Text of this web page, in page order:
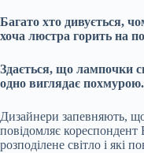
Багато хто дивується,
хоча люстра горить на
Здається, що лампочки
одно виглядає похмурою.
Дизайнери запевняють,
повідомляє
розподілене світло і які